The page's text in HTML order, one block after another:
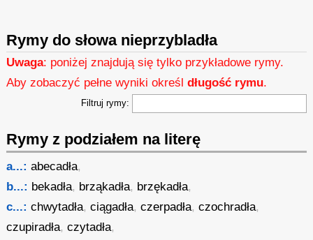
Rymy do słowa nieprzybladła
Uwaga: poniżej znajdują się tylko przykładowe rymy.
Aby zobaczyć pełne wyniki określdługość rymu.
Filtruj rymy:
Rymy z podziałem na literę
a...: abecadła,
b...: bekadła, brząkadła, brzękadła,
c...: chwytadła,ciągadła,czerpadła,czochradła,
czupiradła,czytadła,